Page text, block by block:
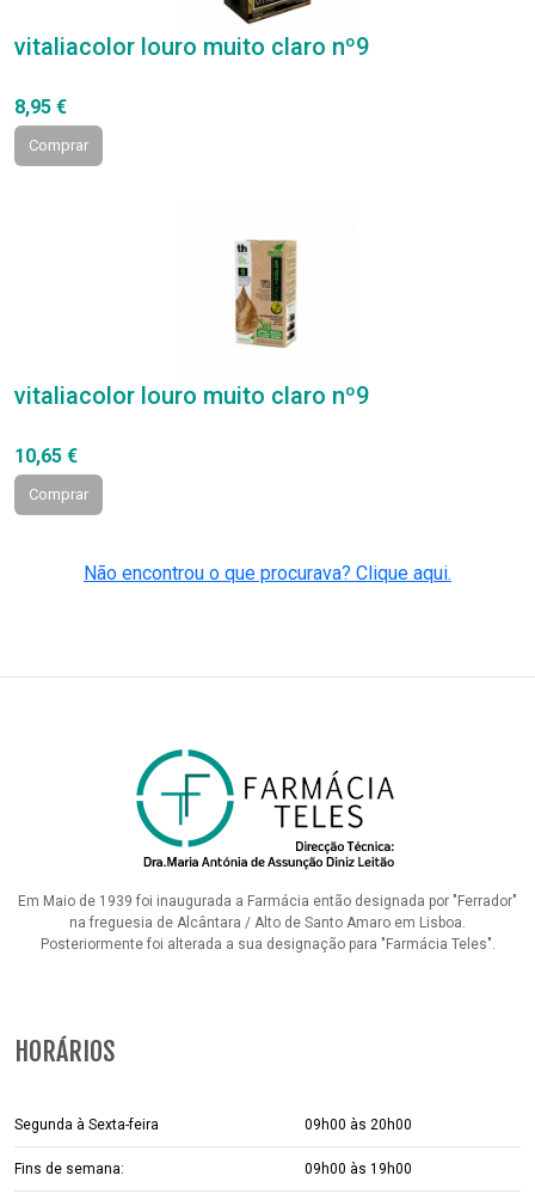
vitaliacolor louro muito claro nº9
8,95 €
Comprar
vitaliacolor louro muito claro nº9
10,65 €
Comprar
Não encontrou o que procurava? Clique aqui.
Em Maio de 1939 foi inaugurada a Farmácia então designada por "Ferrador"
na freguesia de Alcântara / Alto de Santo Amaro em Lisboa.
Posteriormente foi alterada a sua designação para "Farmácia Teles".
HORÁRIOS
Segunda à Sexta-feira 09h00 às 20h00
Fins de semana: 09h00 às 19h00